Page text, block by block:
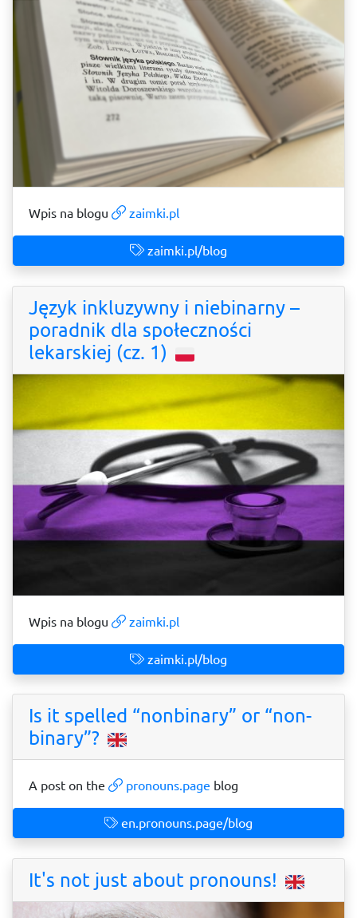
Wpis na blogu zaimki.pl
zaimki.pl/blog
Język inkluzywny i niebinarny –
poradnik dla społeczności
lekarskiej (cz. 1)
Wpis na blogu zaimki.pl
zaimki.pl/blog
Is it spelled “nonbinary” or “non-
binary”?
A post on the pronouns.page blog
en.pronouns.page/blog
It's not just about pronouns!